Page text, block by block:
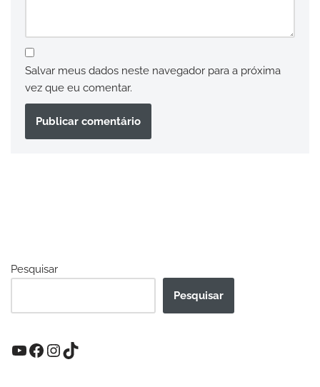
Salvar meus dados neste navegador para a próxima
vez que eu comentar.
Pesquisar
Pesquisar